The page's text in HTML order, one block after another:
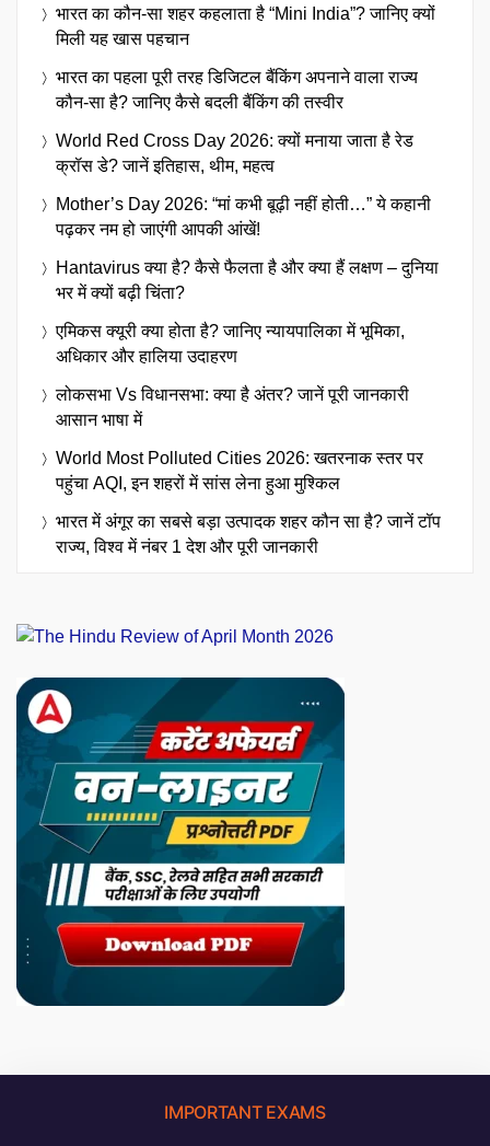
भारत का कौन-सा शहर कहलाता है “Mini India”? जानिए क्यों
मिली यह खास पहचान
भारत का पहला पूरी तरह डिजिटल बैंकिंग अपनाने वाला राज्य
कौन-सा है? जानिए कैसे बदली बैंकिंग की तस्वीर
World Red Cross Day 2026: क्यों मनाया जाता है रेड
क्रॉस डे? जानें इतिहास, थीम, महत्व
Mother’s Day 2026: “मां कभी बूढ़ी नहीं होती…” ये कहानी
पढ़कर नम हो जाएंगी आपकी आंखें!
Hantavirus क्या है? कैसे फैलता है और क्या हैं लक्षण – दुनिया
भर में क्यों बढ़ी चिंता?
एमिकस क्यूरी क्या होता है? जानिए न्यायपालिका में भूमिका,
अधिकार और हालिया उदाहरण
लोकसभा Vs विधानसभा: क्या है अंतर? जानें पूरी जानकारी
आसान भाषा में
World Most Polluted Cities 2026: खतरनाक स्तर पर
पहुंचा AQI, इन शहरों में सांस लेना हुआ मुश्किल
भारत में अंगूर का सबसे बड़ा उत्पादक शहर कौन सा है? जानें टॉप
राज्य, विश्व में नंबर 1 देश और पूरी जानकारी
IMPORTANT EXAMS